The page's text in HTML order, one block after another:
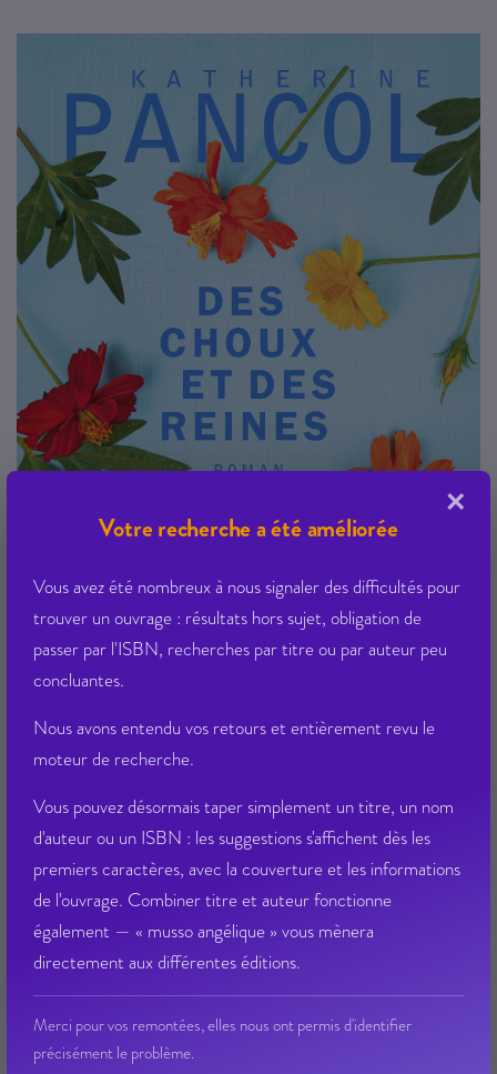
Votre recherche a été améliorée
Vous avez été nombreux à nous signaler des difficultés pour
trouver un ouvrage : résultats hors sujet, obligation de
passer par l'ISBN, recherches par titre ou par auteur peu
concluantes.
Nous avons entendu vos retours et entièrement revu le
moteur de recherche.
Vous pouvez désormais taper simplement un titre, un nom
d'auteur ou un ISBN : les suggestions s'affichent dès les
premiers caractères, avec la couverture et les informations
de l'ouvrage. Combiner titre et auteur fonctionne
également — « musso angélique » vous mènera
directement aux différentes éditions.
Merci pour vos remontées, elles nous ont permis d'identifier
précisément le problème.
×
des choux et des reines
PANCOL KATHERINE
Éditeur :ALBIN MICHEL 29/04/2026
Famille : 0000
Ean13 : 9782226512499
Etat Dilicom : Disponible
Qté dispo en magasin : 22
19,90 € PPTTC